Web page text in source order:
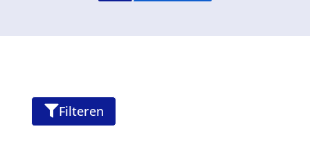
Filteren